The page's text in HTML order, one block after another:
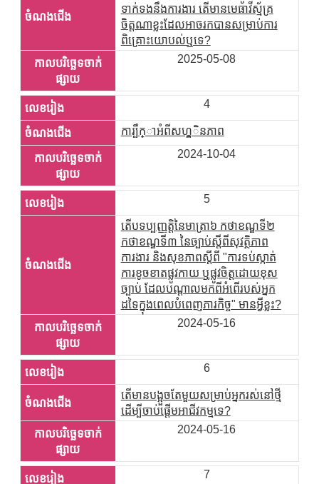
ទាក់ទងនឹងការងារ តើមានមេធាវីស្ម័គ្រ
ចិត្តណាខ្លះដែលអាចរកបានសម្រាប់ការ
ពិគ្រោះយោបល់ឬទេ?
2025-05-08
4
ការ្បឹក្ាអំពីសហ្គ្ិនភាព
2024-10-04
5
តើបទប្បញ្ញត្តិនៃមាត្រា៦ កថាខណ្ឌទី២
កថាខណ្ឌទី៣ នៃច្បាប់ស្តីពីសុវត្ថិភាព
ការងារ និងសុខភាពស្តីពី "ការទប់ស្កាត់
ការខូចខាតផ្លូវកាយ ឬផ្លូវចិត្តដោយខុស
ច្បាប់ ដែលបណ្តាលមកពីអំពើរបស់អ្នក
ដទៃក្នុងពេលបំពេញភារកិច្ច" មានអ្វីខ្លះ?
2024-05-16
6
តើមានបង្អួចតែមួយសម្រាប់អ្នករស់នៅថ្មី
ដើម្បីចាប់ផ្តើមអាជីវកម្មទេ?
2024-05-16
7